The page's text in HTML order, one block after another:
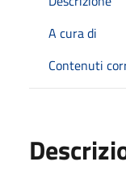
A cura di
Contenuti